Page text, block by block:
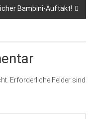
Bambini-Auftakt!
Erforderliche Felder sind